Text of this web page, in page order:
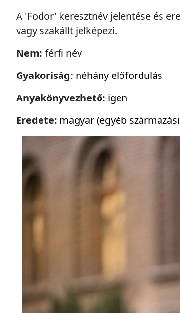
A 'Fodor' keresztnév jelentése és
vagy szakállt jelképezi.
Nem: férfi név
Gyakoriság: néhány előfordulás
Anyakönyvezhető: igen
Eredete: magyar (egyéb